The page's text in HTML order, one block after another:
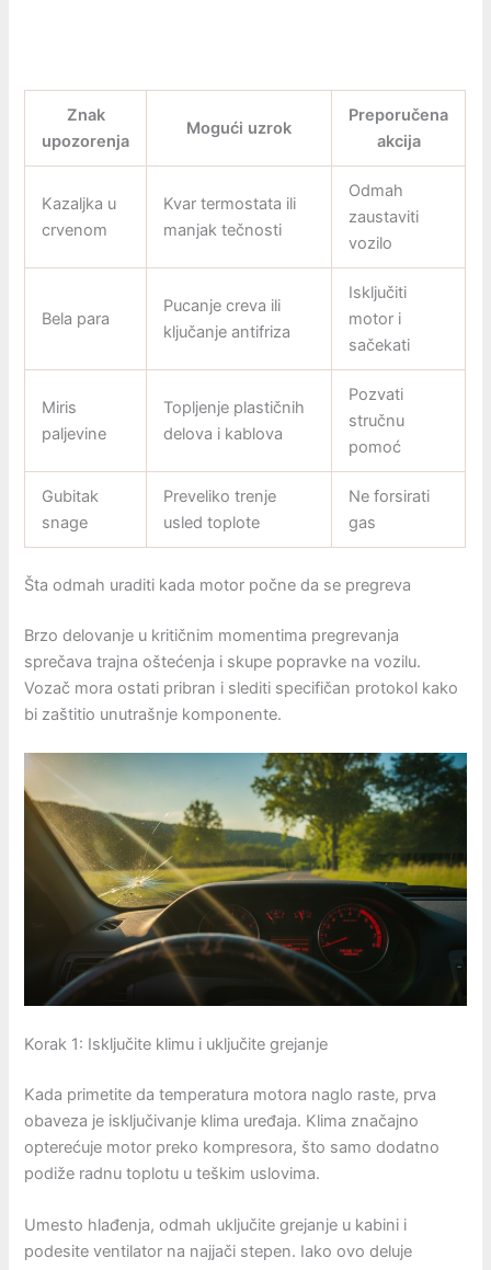
Znak
upozorenja
Mogući uzrok
Preporučena
akcija
Kazaljka u
crvenom
Kvar termostata ili
manjak tečnosti
Odmah
zaustaviti
vozilo
Bela para
Pucanje creva ili
ključanje antifriza
Isključiti
motor i
sačekati
Miris
paljevine
Topljenje plastičnih
delova i kablova
Pozvati
stručnu
pomoć
Gubitak
snage
Preveliko trenje
usled toplote
Ne forsirati
gas
Šta odmah uraditi kada motor počne da se pregreva
Brzo delovanje u kritičnim momentima pregrevanja
sprečava trajna oštećenja i skupe popravke na vozilu.
Vozač mora ostati pribran i slediti specifičan protokol kako
bi zaštitio unutrašnje komponente.
Korak 1: Isključite klimu i uključite grejanje
Kada primetite da temperatura motora naglo raste, prva
obaveza je isključivanje klima uređaja. Klima značajno
opterećuje motor preko kompresora, što samo dodatno
podiže radnu toplotu u teškim uslovima.
Umesto hlađenja, odmah uključite grejanje u kabini i
podesite ventilator na najjači stepen. Iako ovo deluje